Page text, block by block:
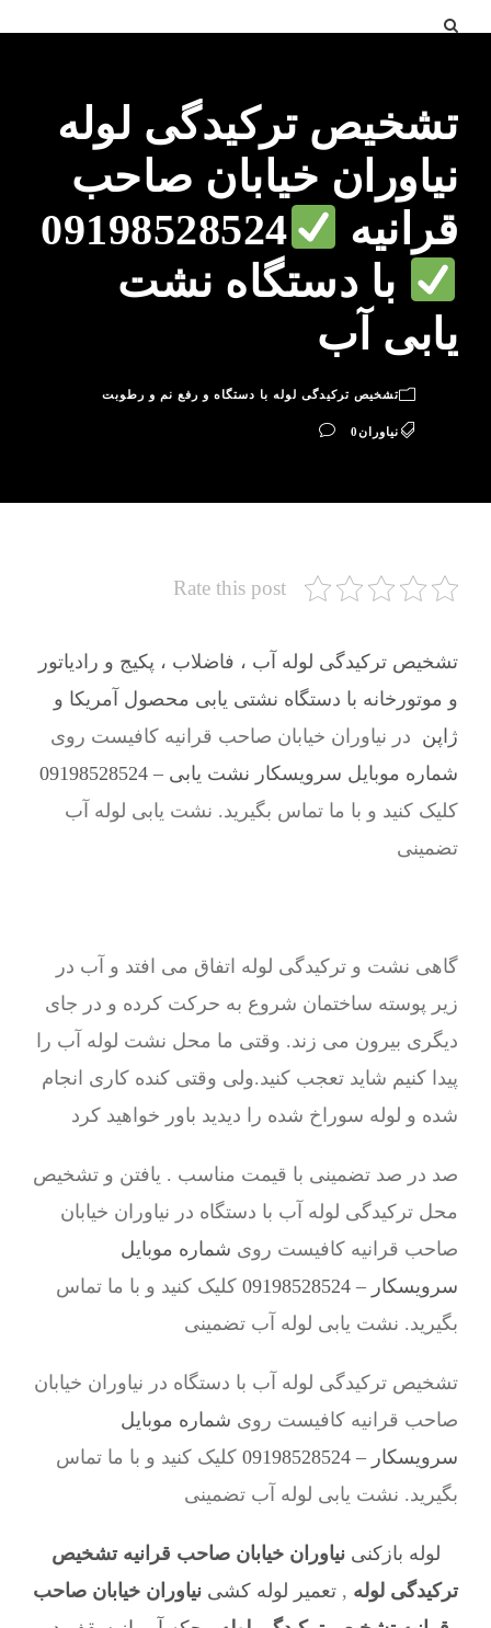
تشخیص ترکیدگی لوله
نیاوران خیابان صاحب
قرانیه
09198528524
با دستگاه نشت
یابی آب
تشخیص ترکیدگی لوله با دستگاه و رفع نم و رطوبت
نیاوران0
Rate this post
تشخیص ترکیدگی لوله آب ، فاضلاب ، پکیج و رادیاتور
و موتورخانه با دستگاه نشتی یابی محصول آمریکا و
ژاپن در نیاوران خیابان صاحب قرانیه کافیست روی
شماره موبایل سرویسکار نشت یابی – 09198528524
کلیک کنید و با ما تماس بگیرید. نشت یابی لوله آب
تضمینی
گاهی نشت و ترکیدگی لوله اتفاق می افتد و آب در
زیر پوسته ساختمان شروع به حرکت کرده و در جای
دیگری بیرون می زند. وقتی ما محل نشت لوله آب را
پیدا کنیم شاید تعجب کنید.ولی وقتی کنده کاری انجام
شده و لوله سوراخ شده را دیدید باور خواهید کرد
صد در صد تضمینی با قیمت مناسب . یافتن و تشخیص
محل ترکیدگی لوله آب با دستگاه در نیاوران خیابان
صاحب قرانیه کافیست روی شماره موبایل
سرویسکار – 09198528524
کلیک کنید و با ما تماس
بگیرید. نشت یابی لوله آب تضمینی
تشخیص ترکیدگی لوله آب با دستگاه در نیاوران خیابان
صاحب قرانیه کافیست روی شماره موبایل
سرویسکار – 09198528524
کلیک کنید و با ما تماس
بگیرید. نشت یابی لوله آب تضمینی
لوله بازکنینیاوران خیابان صاحب قرانیه تشخیص
ترکیدگی لوله , تعمیر لوله کشی نیاوران خیابان صاحب